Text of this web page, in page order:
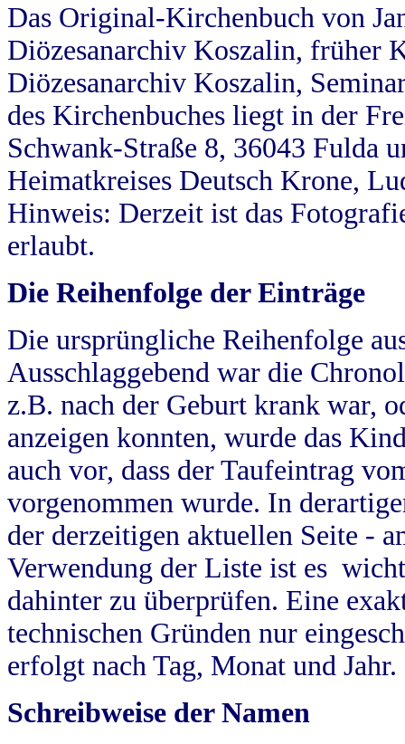
Das Original-Kirchenbuch von
Diözesanarchiv Koszalin, früher
Diözesanarchiv Koszalin,
des Kirchenbuches liegt in der
Schwank-Straße 8, 36043 Fulda
Heimatkreises Deutsch Krone,
Hinweis: Derzeit ist das
erlaubt.
Die Reihenfolge der Einträge
Die ursprüngliche Reihenfolge
Ausschlaggebend war die
z.B. nach der Geburt krank war,
anzeigen konnten, wurde das
auch vor, dass der Taufeintrag
vorgenommen wurde. In
der derzeitigen aktuellen Seite -
Verwendung der Liste ist es
dahinter zu überprüfen. Eine
technischen Gründen nur
erfolgt nach Tag, Monat und Jahr.
Schreibweise der Namen